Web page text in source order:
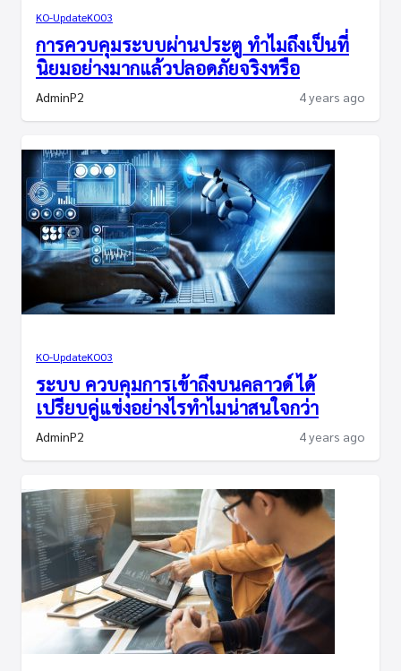
KO-UpdateKO03
การควบคุมระบบผ่านประตู ทำไมถึงเป็นที่
นิยมอย่างมากแล้วปลอดภัยจริงหรือ
AdminP2 4 years ago
KO-UpdateKO03
ระบบ ควบคุมการเข้าถึงบนคลาวด์ ได้
เปรียบคู่แข่งอย่างไรทำไมน่าสนใจกว่า
AdminP2 4 years ago